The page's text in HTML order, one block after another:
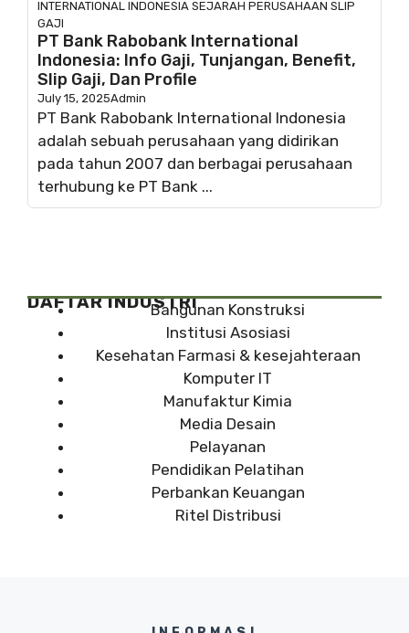
INTERNATIONAL INDONESIA SEJARAH PERUSAHAAN SLIP
GAJI
PT Bank Rabobank International
Indonesia: Info Gaji, Tunjangan, Benefit,
Slip Gaji, Dan Profile
July 15, 2025Admin
PT Bank Rabobank International Indonesia
adalah sebuah perusahaan yang didirikan
pada tahun 2007 dan berbagai perusahaan
terhubung ke PT Bank ...
DAFTAR INDUSTRIBangunan Konstruksi
Institusi Asosiasi
Kesehatan Farmasi & kesejahteraan
Komputer IT
Manufaktur Kimia
Media Desain
Pelayanan
Pendidikan Pelatihan
Perbankan Keuangan
Ritel Distribusi